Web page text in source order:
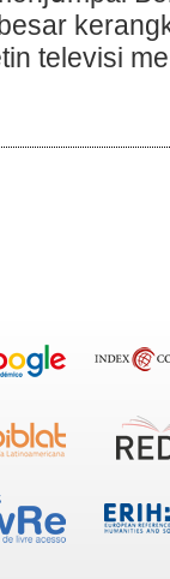
televisi